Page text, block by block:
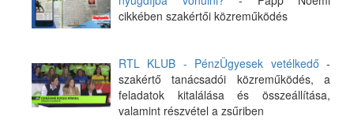
cikkében szakértői közreműködés
RTL KLUB - PénzÜgyesek vetélkedő -
szakértő tanácsadói közreműködés, a
feladatok kitalálása és összeállítása,
valamint részvétel a zsűriben